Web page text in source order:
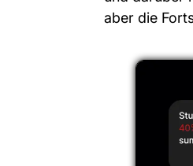
aber die